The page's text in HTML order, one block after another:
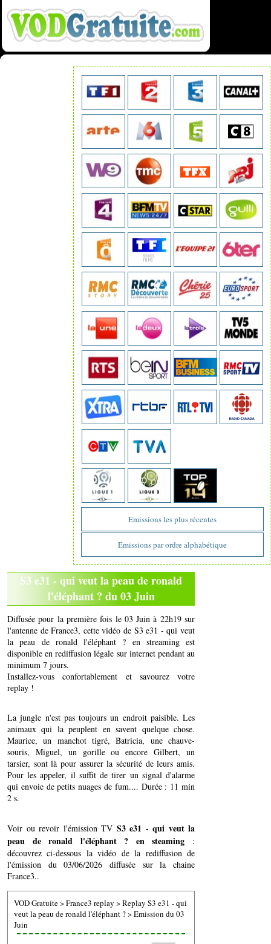
Emissions les plus récentes
Emissions par ordre alphabétique
S3 e31 - qui veut la peau de ronald
l'éléphant ? du 03 Juin
Diffusée pour la première fois le 03 Juin à 22h19 sur
l'antenne de France3, cette vidéo de S3 e31 - qui veut
la peau de ronald l'éléphant ? en streaming est
disponible en rediffusion légale sur internet pendant au
minimum 7 jours.
Installez-vous confortablement et savourez votre
replay !
La jungle n'est pas toujours un endroit paisible. Les
animaux qui la peuplent en savent quelque chose.
Maurice, un manchot tigré, Batricia, une chauve-
souris, Miguel, un gorille ou encore Gilbert, un
tarsier, sont là pour assurer la sécurité de leurs amis.
Pour les appeler, il suffit de tirer un signal d'alarme
qui envoie de petits nuages de fum.... Durée : 11 min
2 s.
Voir ou revoir l'émission TV S3 e31 - qui veut la
peau de ronald l'éléphant ? en steaming :
découvrez ci-dessous la vidéo de la rediffusion de
l'émission du 03/06/2026 diffusée sur la chaine
France3..
VOD Gratuite>France3 replay >Replay S3 e31 - qui
veut la peau de ronald l'éléphant ?>Emission du 03
Juin